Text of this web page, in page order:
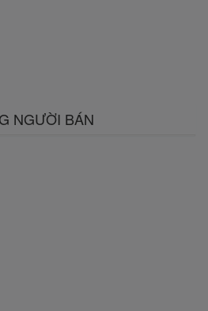
NGƯỜI BÁN